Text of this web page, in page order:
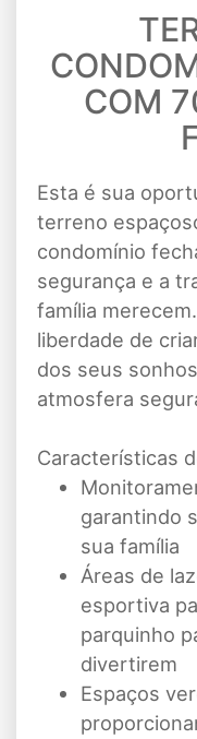
COM
Esta é sua
terreno
condomínio
segurança e a
família
liberdade de
dos seus
atmosfera
Características
garantindo
sua família
Áreas de
esportiva
parquinho
divertirem
Espaços